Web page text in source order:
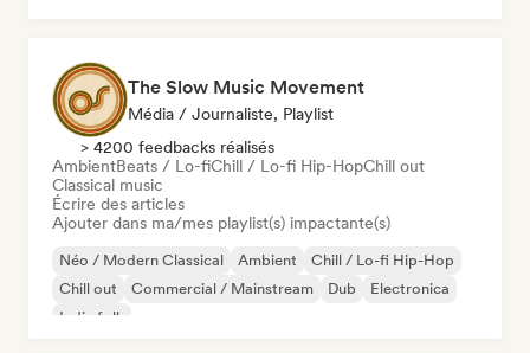
The Slow Music Movement
Média / Journaliste, Playlist
> 4200 feedbacks réalisés
AmbientBeats / Lo-fiChill / Lo-fi Hip-HopChill out
Classical music
Écrire des articles
Ajouter dans ma/mes playlist(s) impactante(s)
Néo / Modern Classical Ambient
Chill / Lo-fi Hip-Hop
Chill out
Commercial / Mainstream Dub
Electronica
Indie folk